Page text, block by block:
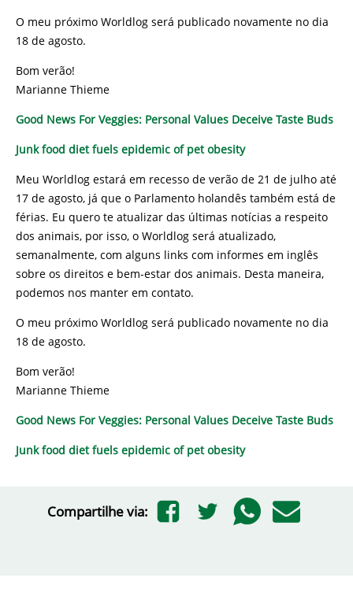
O meu próximo Worldlog será publicado novamente no dia
18 de agosto.
Bom verão!
Marianne Thieme
Good News For Veggies: Personal Values Deceive Taste Buds
Junk food diet fuels epidemic of pet obesity
Meu Worldlog estará em recesso de verão de 21 de julho até
17 de agosto, já que o Parlamento holandês também está de
férias. Eu quero te atualizar das últimas notícias a respeito
dos animais, por isso, o Worldlog será atualizado,
semanalmente, com alguns links com informes em inglês
sobre os direitos e bem-estar dos animais. Desta maneira,
podemos nos manter em contato.
O meu próximo Worldlog será publicado novamente no dia
18 de agosto.
Bom verão!
Marianne Thieme
Good News For Veggies: Personal Values Deceive Taste Buds
Junk food diet fuels epidemic of pet obesity
Compartilhe via: